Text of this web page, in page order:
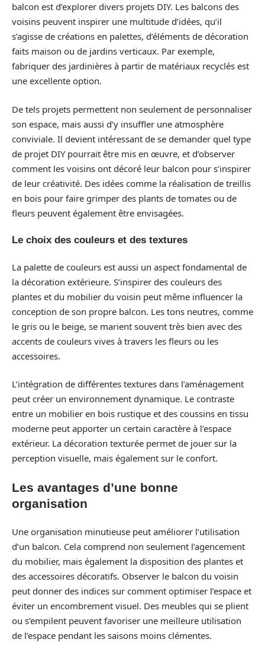
balcon est d’explorer divers projets DIY. Les balcons des
voisins peuvent inspirer une multitude d’idées, qu’il
s’agisse de créations en palettes, d’éléments de décoration
faits maison ou de jardins verticaux. Par exemple,
fabriquer des jardinières à partir de matériaux recyclés est
une excellente option.
De tels projets permettent non seulement de personnaliser
son espace, mais aussi d’y insuffler une atmosphère
conviviale. Il devient intéressant de se demander quel type
de projet DIY pourrait être mis en œuvre, et d’observer
comment les voisins ont décoré leur balcon pour s’inspirer
de leur créativité. Des idées comme la réalisation de treillis
en bois pour faire grimper des plants de tomates ou de
fleurs peuvent également être envisagées.
Le choix des couleurs et des textures
La palette de couleurs est aussi un aspect fondamental de
la décoration extérieure. S’inspirer des couleurs des
plantes et du mobilier du voisin peut même influencer la
conception de son propre balcon. Les tons neutres, comme
le gris ou le beige, se marient souvent très bien avec des
accents de couleurs vives à travers les fleurs ou les
accessoires.
L’intégration de différentes textures dans l’aménagement
peut créer un environnement dynamique. Le contraste
entre un mobilier en bois rustique et des coussins en tissu
moderne peut apporter un certain caractère à l’espace
extérieur. La décoration texturée permet de jouer sur la
perception visuelle, mais également sur le confort.
Les avantages d’une bonne
organisation
Une organisation minutieuse peut améliorer l’utilisation
d’un balcon. Cela comprend non seulement l’agencement
du mobilier, mais également la disposition des plantes et
des accessoires décoratifs. Observer le balcon du voisin
peut donner des indices sur comment optimiser l’espace et
éviter un encombrement visuel. Des meubles qui se plient
ou s’empilent peuvent favoriser une meilleure utilisation
de l’espace pendant les saisons moins clémentes.